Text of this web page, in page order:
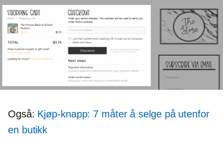
Også: Kjøp-knapp: 7 måter å selge på utenfor
en butikk